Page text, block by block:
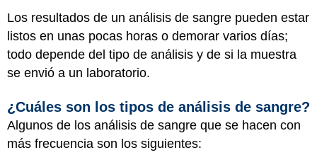
Los resultados de un análisis de sangre pueden estar
listos en unas pocas horas o demorar varios días;
todo depende del tipo de análisis y de si la muestra
se envió a un laboratorio.
¿Cuáles son los tipos de análisis de sangre?
Algunos de los análisis de sangre que se hacen con
más frecuencia son los siguientes: